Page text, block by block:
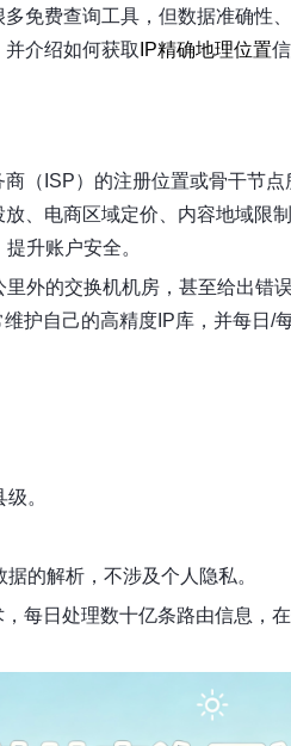
免费查询工具，但数据准确性
介绍如何获取 IP精确地理位置
（ISP）的注册位置或骨干节
、电商区域定价、内容地域限
升账户安全。
外的交换机机房，甚至给出错
维护自己的高精度IP库，并每日/
。
的解析，不涉及个人隐私。
每日处理数十亿条路由信息，